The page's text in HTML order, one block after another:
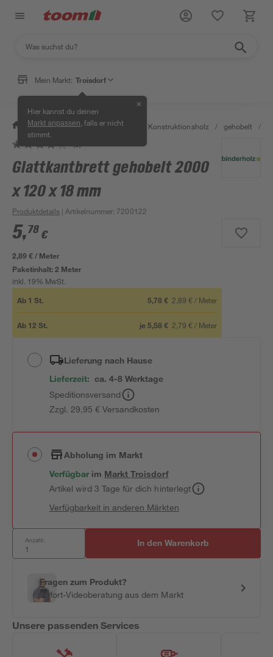
Mein Markt: Troisdorf
Hier kannst du deinen
Markt anpassen , falls er nicht
stimmt.
✕
/ Bauen & Renovieren / Holz Konstruktionsholz / gehobelt /
Glattkantbrett gehobelt 2000
x 120 x 18 mm
Produktdetails | Artikelnummer: 7200122
5,78 €
2,89 € / Meter
Paketinhalt:2 Meter
inkl. 19% MwSt.
Ab 1 St. 5,78 € 2,89 € / Meter
Ab 12 St. je 5,58 € 2,79 € / Meter
Lieferung nach Hause
Lieferzeit: ca. 4-8 Werktage
Speditionsversand
Zzgl. 29,95 € Versandkosten
Abholung im Markt
Verfügbar im MarktTroisdorf
Artikel wird 3 Tage für dich hinterlegt
Verfügbarkeit in anderen Märkten
Anzahl: In den Warenkorb
Fragen zum Produkt?
Sofort-Videoberatung aus dem Markt
Unsere passenden Services